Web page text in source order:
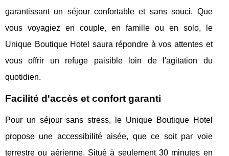
garantissant un séjour confortable et sans souci. Que
vous voyagiez en couple, en famille ou en solo, le
Unique Boutique Hotel saura répondre à vos attentes et
vous offrir un refuge paisible loin de l'agitation du
quotidien.
Facilité d'accès et confort garanti
Pour un séjour sans stress, le Unique Boutique Hotel
propose une accessibilité aisée, que ce soit par voie
terrestre ou aérienne. Situé à seulement 30 minutes en